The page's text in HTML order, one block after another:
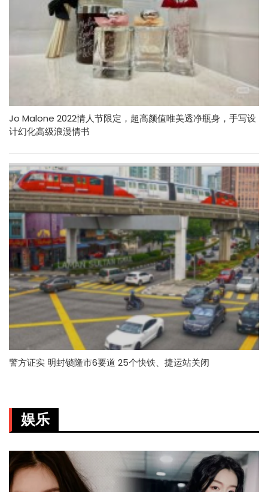
Jo Malone 2022情人节限定，超高颜值唯美透净瓶身，手写设
计幻化高级浪漫情书
警方证实 明封锁隆市6要道 25个快铁、捷运站关闭
娱乐